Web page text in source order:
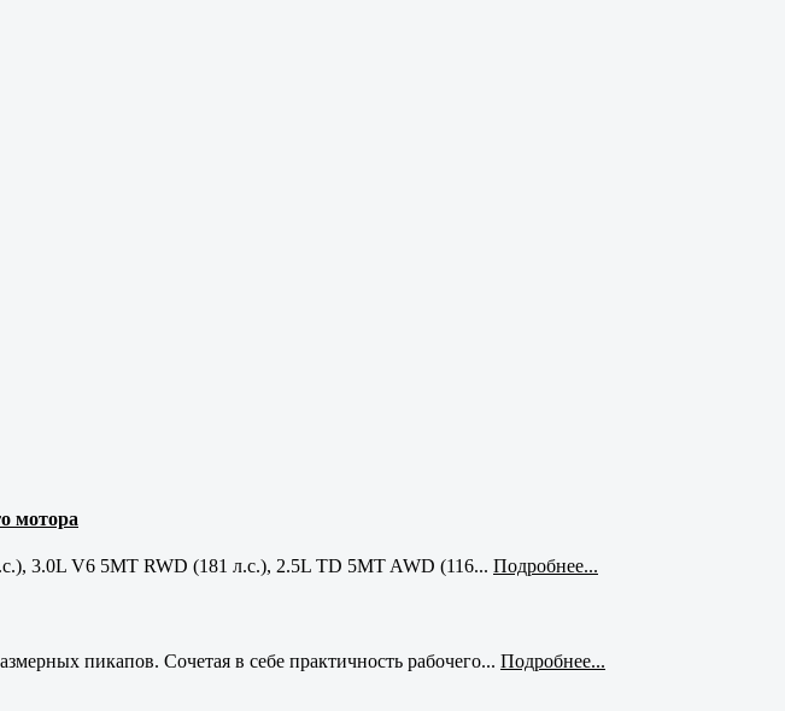
мотора
3.0L V6 5MT RWD (181 л.с.), 2.5L TD 5MT AWD (116... Подробнее...
пикапов. Сочетая в себе практичность рабочего... Подробнее...